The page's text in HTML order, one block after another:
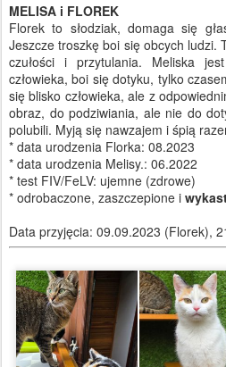
MELISA i FLOREK
Florek to słodziak, domaga się
Jeszcze troszkę boi się obcych ludzi.
czułości i przytulania. Meliska
człowieka, boi się dotyku, tylko
się blisko człowieka, ale z
obraz, do podziwiania, ale nie do
polubili. Myją się nawzajem i śpią
* data urodzenia Florka: 08.2023
* data urodzenia Melisy.: 06.2022
* test FIV/FeLV: ujemne (zdrowe)
* odrobaczone, zaszczepione i
Data przyjęcia: 09.09.2023 (Florek),